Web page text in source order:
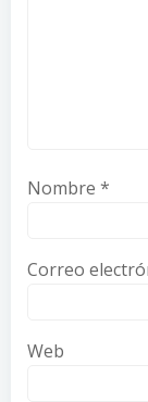
Nombre *
Correo
Web